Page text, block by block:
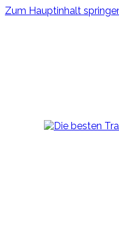
Zum Hauptinhalt